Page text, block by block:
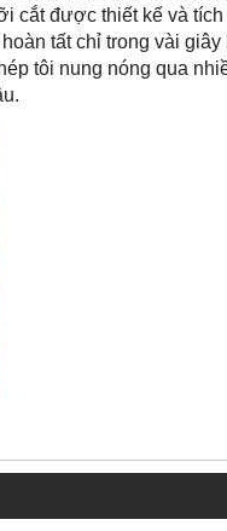
cắt được thiết kế và
tất chỉ trong vài
tôi nung nóng qua